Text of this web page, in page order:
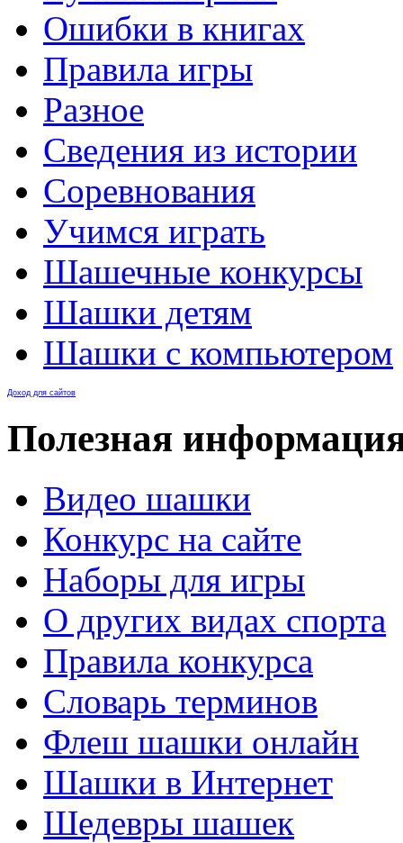
Ошибки в книгах
Правила игры
Разное
Сведения из истории
Соревнования
Учимся играть
Шашечные конкурсы
Шашки детям
Шашки с компьютером
Доход для сайтов
Полезная
Видео шашки
Конкурс на сайте
Наборы для игры
О других видах спорта
Правила конкурса
Словарь терминов
Флеш шашки онлайн
Шашки в Интернет
Шедевры шашек